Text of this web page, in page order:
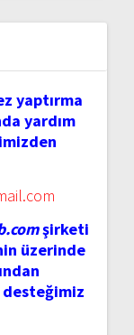
yaptırma
yardım
şirketi
üzerinde
desteğimiz